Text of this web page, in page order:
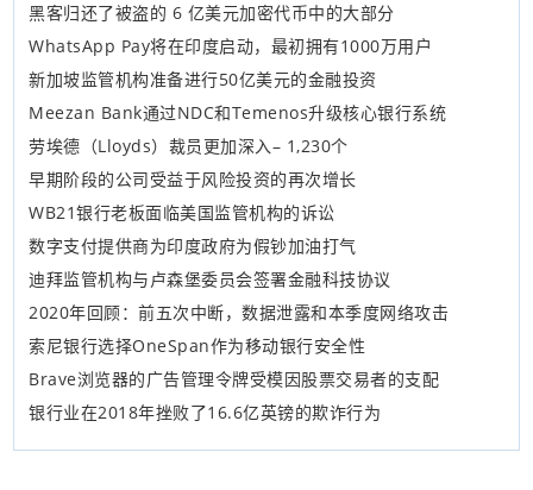
黑客归还了被盗的 6 亿美元加密代币中的大部分
WhatsApp Pay将在印度启动，最初拥有1000万用户
新加坡监管机构准备进行50亿美元的金融投资
Meezan Bank通过NDC和Temenos升级核心银行系统
劳埃德（Lloyds）裁员更加深入– 1,230个
早期阶段的公司受益于风险投资的再次增长
WB21银行老板面临美国监管机构的诉讼
数字支付提供商为印度政府为假钞加油打气
迪拜监管机构与卢森堡委员会签署金融科技协议
2020年回顾：前五次中断，数据泄露和本季度网络攻击
索尼银行选择OneSpan作为移动银行安全性
Brave浏览器的广告管理令牌受模因股票交易者的支配
银行业在2018年挫败了16.6亿英镑的欺诈行为